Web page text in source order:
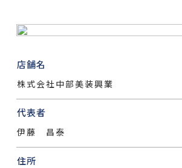
店舗名
株式会社中部美装興業
代表者
伊藤 昌泰
住所